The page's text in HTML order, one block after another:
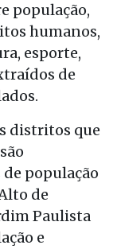
população,
humanos,
esporte,
de
distritos que
população
de
Paulista
e